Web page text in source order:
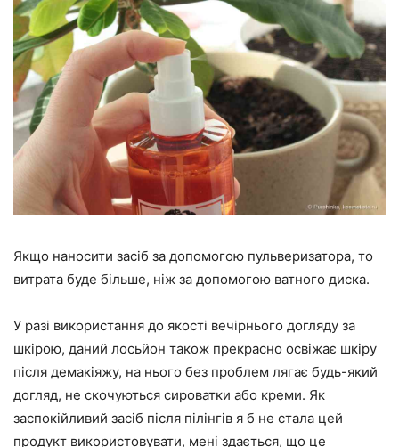
Якщо наносити засіб за допомогою пульверизатора, то
витрата буде більше, ніж за допомогою ватного диска.
У разі використання до якості вечірнього догляду за
шкірою, даний лосьйон також прекрасно освіжає шкіру
після демакіяжу, на нього без проблем лягає будь-який
догляд, не скочуються сироватки або креми. Як
заспокійливий засіб після пілінгів я б не стала цей
продукт використовувати, мені здається, що це